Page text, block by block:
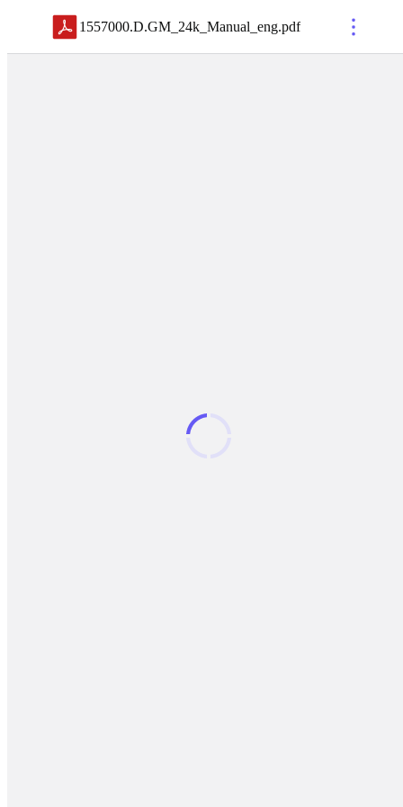
1557000.D.GM_24k_Manual_eng.pdf